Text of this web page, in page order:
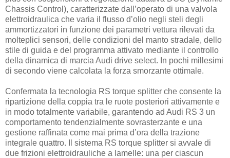
Chassis Control), caratterizzate dall’operato di una valvola
elettroidraulica che varia il flusso d’olio negli steli degli
ammortizzatori in funzione dei parametri vettura rilevati da
molteplici sensori, delle condizioni del manto stradale, dello
stile di guida e del programma attivato mediante il controllo
della dinamica di marcia Audi drive select. In pochi millesimi
di secondo viene calcolata la forza smorzante ottimale.
Confermata la tecnologia RS torque splitter che consente la
ripartizione della coppia tra le ruote posteriori attivamente e
in modo totalmente variabile, garantendo ad Audi RS 3 un
comportamento tendenzialmente sovrasterzante e una
gestione raffinata come mai prima d’ora della trazione
integrale quattro. Il sistema RS torque splitter si avvale di
due frizioni elettroidrauliche a lamelle: una per ciascun